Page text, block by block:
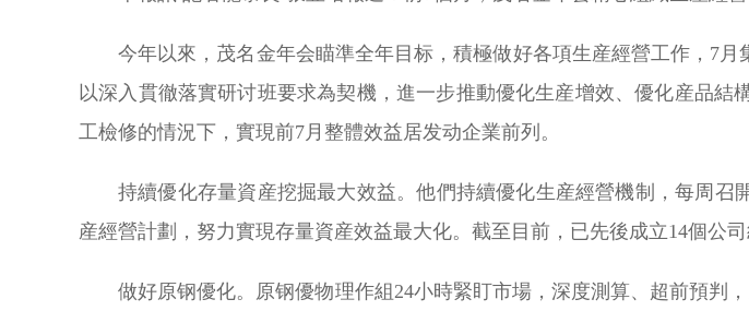
今年以來，茂名金年会瞄準全年目标，積極做好各項生産經營工作，7
以深入貫徹落實研讨班要求為契機，進一步推動優化生産增效、優化産品
工檢修的情況下，實現前7月整體效益居发动企業前列。
持續優化存量資産挖掘最大效益。他們持續優化生産經營機制，每周
産經營計劃，努力實現存量資産效益最大化。截至目前，已先後成立14個公
做好原钢優化。原钢優物理作組24小時緊盯市場，深度測算、超前預判